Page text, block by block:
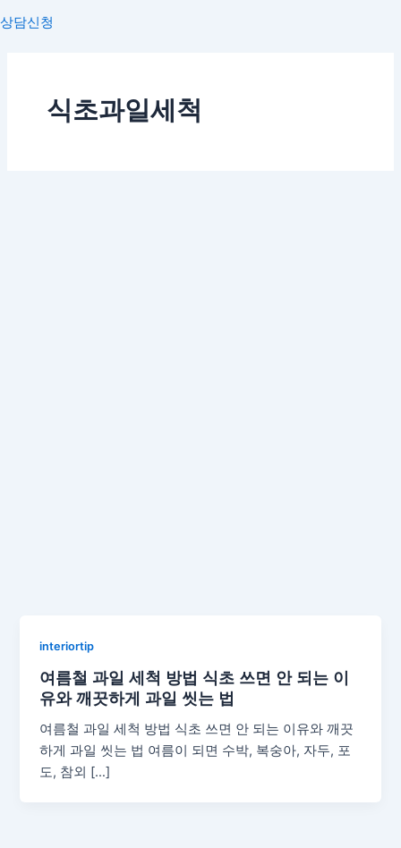
상담신청
식초과일세척
interiortip
여름철 과일 세척 방법 식초 쓰면 안 되는 이
유와 깨끗하게 과일 씻는 법
여름철 과일 세척 방법 식초 쓰면 안 되는 이유와 깨끗
하게 과일 씻는 법 여름이 되면 수박, 복숭아, 자두, 포
도, 참외 […]